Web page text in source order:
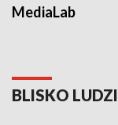
MediaLab
BLISKO LUDZI